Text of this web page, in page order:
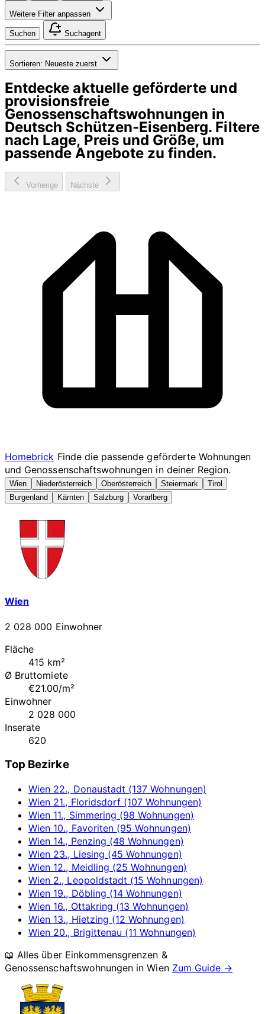
Weitere Filter anpassen
Suchen Suchagent
Sortieren: Neueste zuerst
Entdecke aktuelle geförderte und
provisionsfreie
Genossenschaftswohnungen in
Deutsch Schützen-Eisenberg. Filtere
nach Lage, Preis und Größe, um
passende Angebote zu finden.
Vorherige Nächste
Homebrick Finde die passende geförderte Wohnungen
und Genossenschaftswohnungen in deiner Region.
Wien Niederösterreich Oberösterreich Steiermark
Tirol
Burgenland
Kärnten Salzburg Vorarlberg
Wien
2 028 000 Einwohner
Fläche
415 km²
Ø Bruttomiete
€21.00/m²
Einwohner
2 028 000
Inserate
620
Top Bezirke
Wien 22., Donaustadt (137 Wohnungen)
Wien 21., Floridsdorf (107 Wohnungen)
Wien 11., Simmering (98 Wohnungen)
Wien 10., Favoriten (95 Wohnungen)
Wien 14., Penzing (48 Wohnungen)
Wien 23., Liesing (45 Wohnungen)
Wien 12., Meidling (25 Wohnungen)
Wien 2., Leopoldstadt (15 Wohnungen)
Wien 19., Döbling (14 Wohnungen)
Wien 16., Ottakring (13 Wohnungen)
Wien 13., Hietzing (12 Wohnungen)
Wien 20., Brigittenau (11 Wohnungen)
📖 Alles über Einkommensgrenzen &
Genossenschaftswohnungen inWien Zum Guide →